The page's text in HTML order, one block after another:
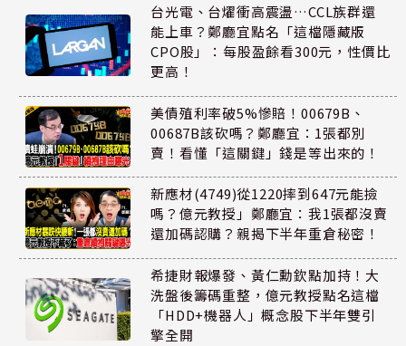
台光電、台燿衝高震盪…CCL族群還
能上車？鄭廳宜點名「這檔隱藏版
CPO股」：每股盈餘看300元，性價比
更高！
美債殖利率破5%慘賠！00679B、
00687B該砍嗎？鄭廳宜：1張都別
賣！看懂「這關鍵」錢是等出來的！
新應材(4749)從1220摔到647元能撿
嗎？億元教授」鄭廳宜：我1張都沒賣
還加碼認購？親揭下半年重倉秘密！
希捷財報爆發、黃仁勳欽點加持！大
洗盤後籌碼重整，億元教授點名這檔
「HDD+機器人」概念股下半年雙引
擎全開